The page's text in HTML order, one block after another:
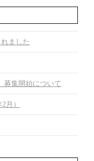
ました
募集開始について
月）